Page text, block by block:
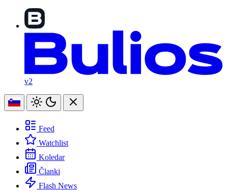
v2
Feed
Watchlist
Koledar
Članki
Flash News